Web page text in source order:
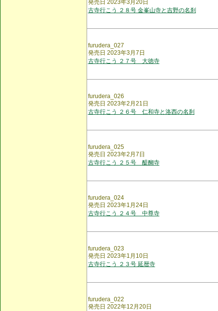
発売日 2023年3月20日
古寺行こう ２８号 金峯山寺と吉野の名刹
furudera_027
発売日 2023年3月7日
古寺行こう ２７号 大徳寺
furudera_026
発売日 2023年2月21日
古寺行こう ２６号 仁和寺と洛西の名刹
furudera_025
発売日 2023年2月7日
古寺行こう ２５号 醍醐寺
furudera_024
発売日 2023年1月24日
古寺行こう ２４号 中尊寺
furudera_023
発売日 2023年1月10日
古寺行こう ２３号 延暦寺
furudera_022
発売日 2022年12月20日